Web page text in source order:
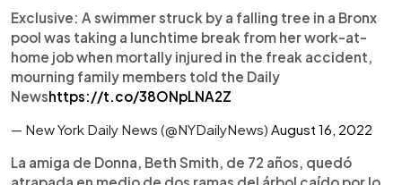
Exclusive: A swimmer struck by a falling tree in a Bronx
pool was taking a lunchtime break from her work-at-
home job when mortally injured in the freak accident,
mourning family members told the Daily
Newshttps://t.co/38ONpLNA2Z
— New York Daily News (@NYDailyNews) August 16, 2022
La amiga de Donna, Beth Smith, de 72 años, quedó
atrapada en medio de dos ramas del árbol caído por lo